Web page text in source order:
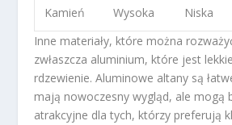
Kamień Wysoka Niska
Inne materiały, które można
zwłaszcza aluminium, które jest
rdzewienie. Aluminowe altany są
mają nowoczesny wygląd, ale mogą
atrakcyjne dla tych, którzy preferują